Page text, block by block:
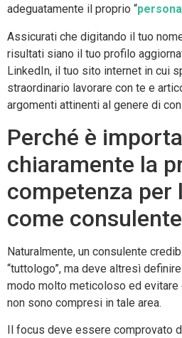
adeguatamente il proprio “
Assicurati che digitando il tuo
risultati siano il tuo profilo
LinkedIn, il tuo sito internet in cui
straordinario lavorare con te e
argomenti attinenti al genere di
Perché è
chiaramente la
competenza per
come consulente
Naturalmente, un consulente
“tuttologo”, ma deve altresì
modo molto meticoloso ed
non sono compresi in tale area.
Il focus deve essere comprovato